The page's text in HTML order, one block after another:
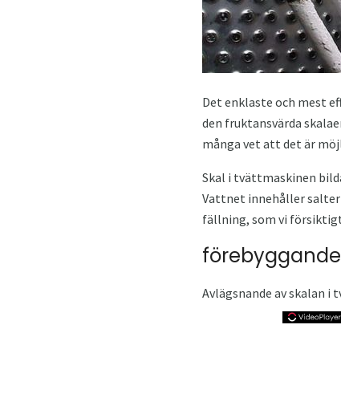
Det enklaste och mest
den fruktansvärda
många vet att det är
Skal i tvättmaskinen
Vattnet innehåller salter
fällning, som vi
förebyggande
Avlägsnande av skalan